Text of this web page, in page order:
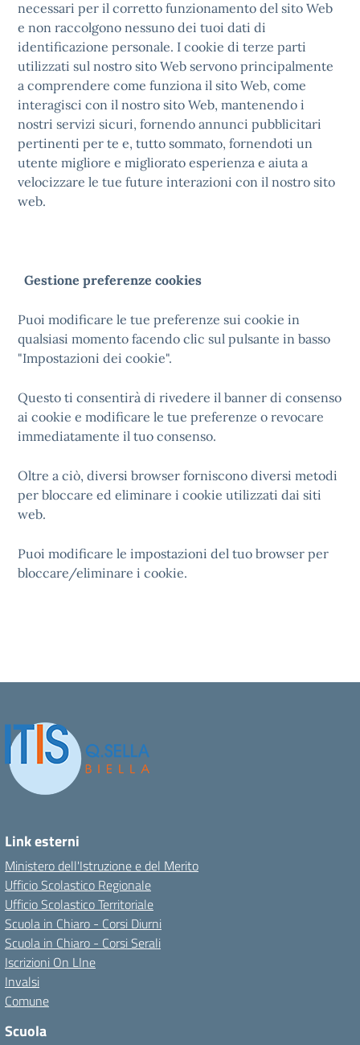
necessari per il corretto funzionamento del sito Web
e non raccolgono nessuno dei tuoi dati di
identificazione personale. I cookie di terze parti
utilizzati sul nostro sito Web servono principalmente
a comprendere come funziona il sito Web, come
interagisci con il nostro sito Web, mantenendo i
nostri servizi sicuri, fornendo annunci pubblicitari
pertinenti per te e, tutto sommato, fornendoti un
utente migliore e migliorato esperienza e aiuta a
velocizzare le tue future interazioni con il nostro sito
web.
Gestione preferenze cookies
Puoi modificare le tue preferenze sui cookie in
qualsiasi momento facendo clic sul pulsante in basso
"Impostazioni dei cookie".
Questo ti consentirà di rivedere il banner di consenso
ai cookie e modificare le tue preferenze o revocare
immediatamente il tuo consenso.
Oltre a ciò, diversi browser forniscono diversi metodi
per bloccare ed eliminare i cookie utilizzati dai siti
web.
Puoi modificare le impostazioni del tuo browser per
bloccare/eliminare i cookie.
Link esterni
Ministero dell'Istruzione e del Merito
Ufficio Scolastico Regionale
Ufficio Scolastico Territoriale
Scuola in Chiaro - Corsi Diurni
Scuola in Chiaro - Corsi Serali
Iscrizioni On LIne
Invalsi
Comune
Scuola